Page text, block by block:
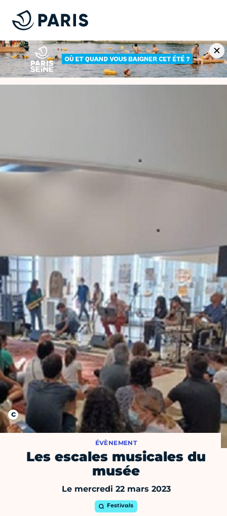
ÉVÈNEMENT
Les escales musicales du
musée
Le mercredi 22 mars 2023
Festivals